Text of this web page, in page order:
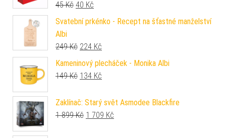
45Kč Původní cena byla: 45 Kč.
40 Kč
Svatební prkénko - Recept na šťastné manželství
Albi
249Kč Původní cena byla: 249 Kč.
224 Kč
Kameninový plecháček - Monika Albi
149Kč Původní cena byla: 149 Kč.
134 Kč
Zaklínač: Starý svět Asmodee Blackfire
1 899Kč Původní cena byla: 1 899 Kč.
1 709 Kč